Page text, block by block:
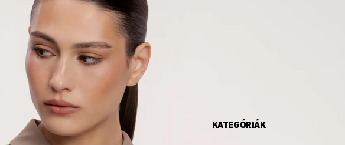
KATEGÓRIÁK